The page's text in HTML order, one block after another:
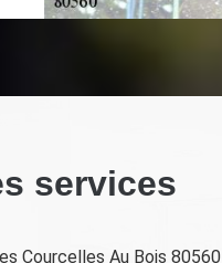
services
Courcelles Au Bois 80560